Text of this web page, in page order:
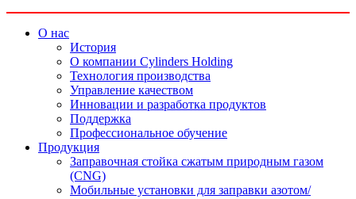
О нас
История
О компании Cylinders Holding
Технология производства
Управление качеством
Инновации и разработка продуктов
Поддержка
Профессиональное обучение
Продукция
Заправочная стойка сжатым природным газом
(CNG)
Мобильные установки для заправки азотом/